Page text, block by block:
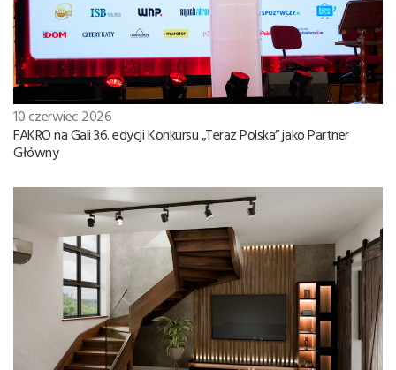
10 czerwiec 2026
FAKRO na Gali 36. edycji Konkursu „Teraz Polska” jako Partner
Główny